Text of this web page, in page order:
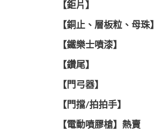
【鉅片】
【銅止、層板粒、母珠】
【鐵樂士噴漆】
【鑽尾】
【門弓器】
【門擋/拍拍手】
【電動噴膠槍】熱賣